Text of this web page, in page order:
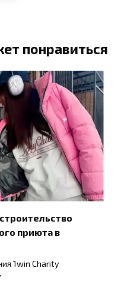
понравиться
приюта в
1win Charity